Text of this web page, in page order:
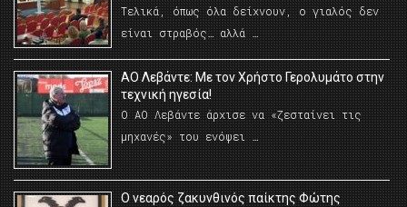
Τελικά, όπως όλα δείχνουν, ο γιαλός δεν
είναι στραβός… αλλά …
ΑΟ Λεβάντε: Με τον Χρήστο Γερολυμάτο στην
τεχνική ηγεσία!
Ο ΑΟ Λεβάντε άρχισε να «ζεσταίνει τις
μηχανές» του ενόψει …
O νεαρός ζακυνθινός παίκτης Φώτης